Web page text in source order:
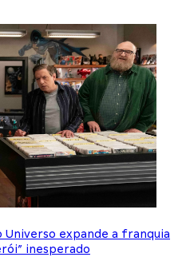
Universo expande a franquia
inesperado